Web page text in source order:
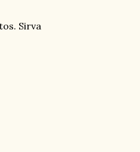
Sirva